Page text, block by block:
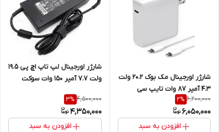
شارژر اورجینال مک بوک 20.2 ولت
4.3 آمپر 87 وات تایپ سی
6,200,000
2%
6,050,000
افزودن به سبد
شارژر اورجینال لپ تاپ اچ پی 19.5
ولت 7.7 آمپر 150 وات سوکت
4,500,000
3%
4,350,000
افزودن به سبد